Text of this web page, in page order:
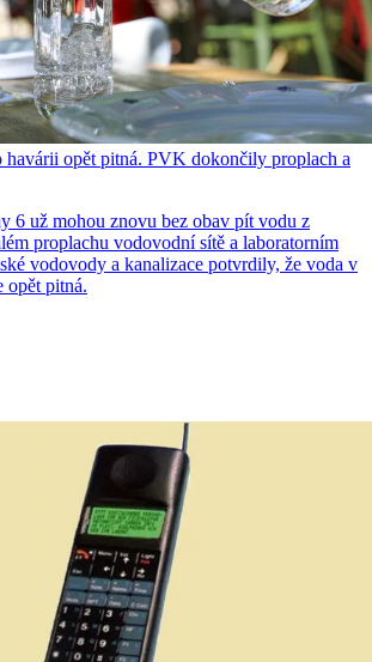
havárii opět pitná. PVK dokončily proplach a
6 už mohou znovu bez obav pít vodu z
proplachu vodovodní sítě a laboratorním
vodovody a kanalizace potvrdily, že voda v
opět pitná.